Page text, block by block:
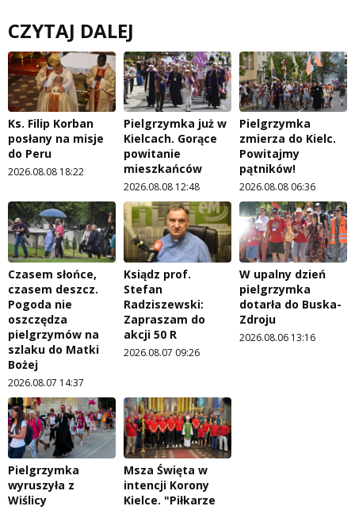
CZYTAJ DALEJ
Ks. Filip Korban
posłany na misje
do Peru
2026.08.08 18:22
Pielgrzymka już w
Kielcach. Gorące
powitanie
mieszkańców
2026.08.08 12:48
Pielgrzymka
zmierza do Kielc.
Powitajmy
pątników!
2026.08.08 06:36
Czasem słońce,
czasem deszcz.
Pogoda nie
oszczędza
pielgrzymów na
szlaku do Matki
Bożej
2026.08.07 14:37
Ksiądz prof.
Stefan
Radziszewski:
Zapraszam do
akcji 50 R
2026.08.07 09:26
W upalny dzień
pielgrzymka
dotarła do Buska-
Zdroju
2026.08.06 13:16
Pielgrzymka
wyruszyła z
Wiślicy
Msza Święta w
intencji Korony
Kielce. "Piłkarze